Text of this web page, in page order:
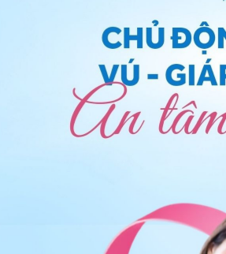
dinh dưỡng đúng và đủ, vận động
cung và bụng dưới, ra huyết âm
như: mệt, khó thở, đau đầu,....thì
bạn và bé.
mổ lần 3 nên sinh vào tuần bao
để kiểm tra và tư vấn thêm. Cảm ơn
sức khỏe.
vui lòng bấm sốHOTLINE , đặt
lịch khám tự động trên ứng dụng